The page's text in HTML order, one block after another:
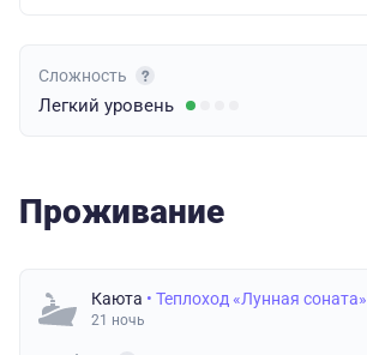
Сложность
Легкий уровень
Проживание
Каюта • Теплоход «Лунная соната»
21 ночь